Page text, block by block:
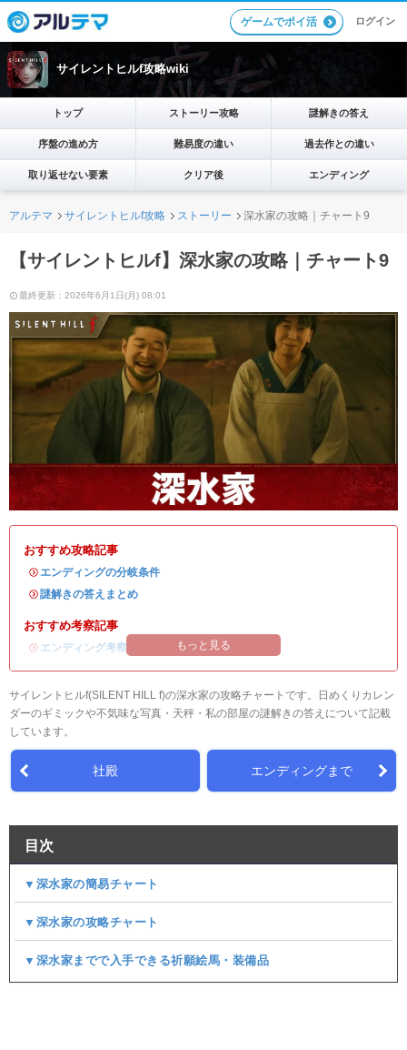
ゲームでポイ活 ログイン
サイレントヒルf攻略wiki
トップ ストーリー攻略 謎解きの答え
序盤の進め方 難易度の違い 過去作との違い
取り返せない要素 クリア後 エンディング
アルテマ サイレントヒルf攻略 ストーリー 深水家の攻略｜チャート9
【サイレントヒルf】深水家の攻略｜チャート9
最終更新：2026年6月1日(月) 08:01
おすすめ攻略記事
・ エンディングの分岐条件
・謎解きの答えまとめ
おすすめ考察記事
・ エンディング考察 もっと見る
サイレントヒルf(SILENT HILL f)の深水家の攻略チャートです。日めくりカレン
ダーのギミックや不気味な写真・天秤・私の部屋の謎解きの答えについて記載
しています。
社殿 エンディングまで
目次
▼深水家の簡易チャート
▼深水家の攻略チャート
▼深水家までで入手できる祈願絵馬・装備品